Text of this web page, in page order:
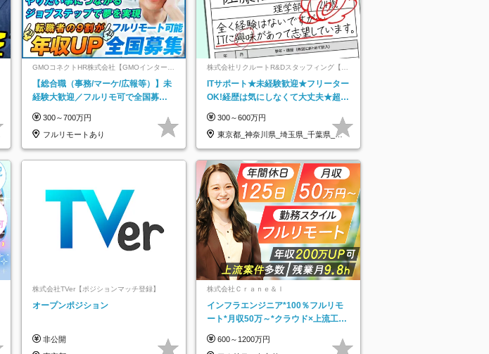
GMOコネクトHR株式会社【GMOインターネ
ットグループ】
【総合職（事務/マーケ/広報等）】未
経験大歓迎／フルリモ可で全国募
★
300～700万円
フルリモートあり
株式会社リクルートR&Dスタッフィング【リ
クルートグループ】
ITサポート★未経験歓迎★フリーター
OK!経歴は気にしなくて大丈夫★超大
300～600万円
東京都_神奈川県_埼玉県_千葉県_大
阪府…
株式会社TVer【ポジションマッチ登録】
オープンポジション
非公開
株式会社Ｃｒａｎｅ＆Ｉ
インフラエンジニア*100％フルリモ
ート*月収50万～*クラウド×上流工程
600～1200万円